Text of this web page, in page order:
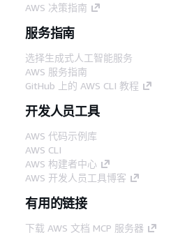
AWS 决策指南
服务指南
选择生成式人工智能服务
AWS 服务指南
GitHub 上的 AWS CLI 教程
开发人员工具
AWS 代码示例库
AWS CLI
AWS 构建者中心
AWS 开发人员工具博客
有用的链接
下载 AWS 文档 MCP 服务器